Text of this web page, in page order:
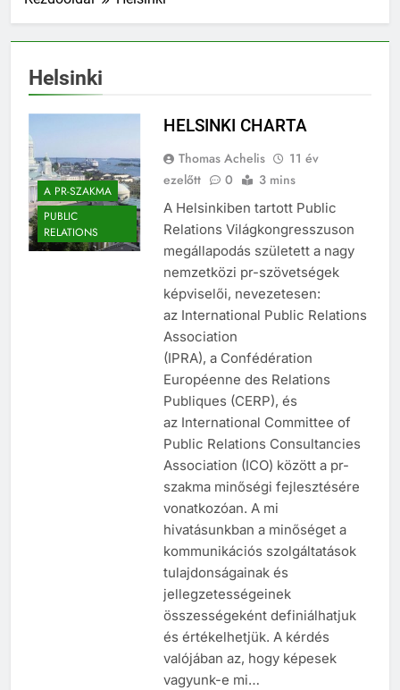
Helsinki
A PR-SZAKMA
PUBLIC
RELATIONS
HELSINKI CHARTA
Thomas Achelis
11 év
ezelőtt
0 3 mins
A Helsinkiben tartott Public
Relations Világkongresszuson
megállapodás született a nagy
nemzetközi pr-szövetségek
képviselői, nevezetesen:
az International Public Relations
Association
(IPRA), a Confédération
Européenne des Relations
Publiques (CERP), és
az International Committee of
Public Relations Consultancies
Association (ICO) között a pr-
szakma minőségi fejlesztésére
vonatkozóan. A mi
hivatásunkban a minőséget a
kommunikációs szolgáltatások
tulajdonságainak és
jellegzetességeinek
összességeként definiálhatjuk
és értékelhetjük. A kérdés
valójában az, hogy képesek
vagyunk-e mi…